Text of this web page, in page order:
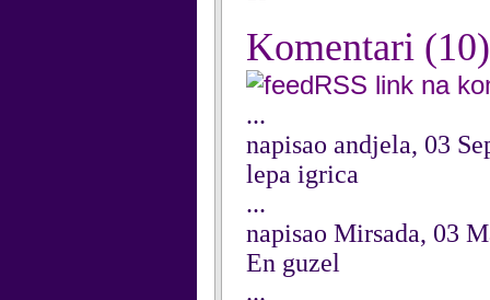
Komentari (10)
RSS link na
...
napisao andjela, 03
lepa igrica
...
napisao Mirsada, 03
En guzel
...